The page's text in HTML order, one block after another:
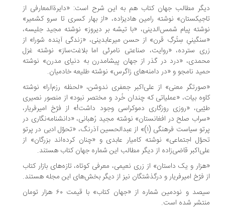
مطالب جهان کتاب هم به این شرح است: «دایرة‌المعارفی از
نوشته رامین هادیزاده، «از بهار کسری تا سرو کشمیر»
پیام شمس‌الدینی، «با تیشه بر دیروز» نوشته مجید جلیسه،
سِتُرگِ قرن» از حسن میرعابدینی، «زندگی آینده شورا» از
سترده، «روایت، صناعتی نامرئی اما بلاغت‌ساز» نوشته غزل
«درد در گذر از جهان پیشامدرن به دنیای مدرن» نوشته
نامجو و «در دامنه‌های زاگرس» نوشته طلیعه خادمیان.
معنی» از علی‌اکبر جعفری ندوشن، «لحظه رزم‌آرا» نوشته
بیات، «عملیاتی که چندان خُرد و مختصر نبود» از منصور نصیری
«روزی روزگاری دموکراسی وجود داشت!» از فرّخ امیرفریار،
«سراب صلح در افغانستان» نوشته مجید رُهبانی، «دانشنامه‌‎نگاری در
پرتو سیاست فرهنگی (۱)» از عبدالحسین آذرنگ، «تحوّل ادبی در پرتو
اجتماعی» نوشته کامیار عابدی و «چنان کرده‌اند بزرگان» از
قاضی‌زاده از دیگر مطالب این شماره جهان کتاب هستند.
و یک داستان» از زری نعیمی، معرفی کوتاه، تازه‌های بازار کتاب
فرّخ امیرفریار و درگذشتگان نیز از دیگر بخش‌های این مجله هستند.
سیصد و نودمین شماره از «جهان کتاب» با قیمت ۶۰ هزار تومان
شده است.